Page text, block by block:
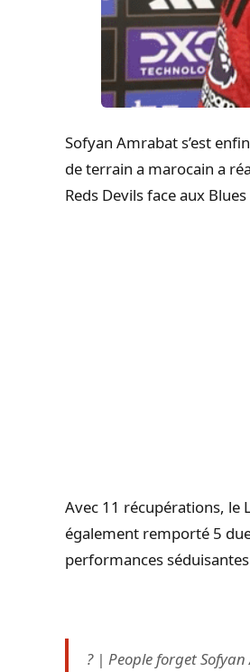
Sofyan Amrabat s’est
de terrain a marocain a
Reds Devils face aux
Avec 11 récupérations, le
également remporté 5
performances
? | People forget